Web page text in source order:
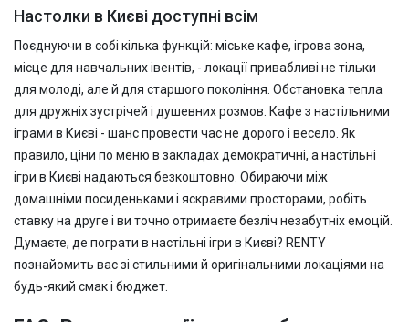
Настолки в Києві доступні всім
Поєднуючи в собі кілька функцій: міське кафе, ігрова зона,
місце для навчальних івентів, - локації привабливі не тільки
для молоді, але й для старшого покоління. Обстановка тепла
для дружніх зустрічей і душевних розмов. Кафе з настільними
іграми в Києві - шанс провести час не дорого і весело. Як
правило, ціни по меню в закладах демократичні, а настільні
ігри в Києві надаються безкоштовно. Обираючи між
домашніми посиденьками і яскравими просторами, робіть
ставку на друге і ви точно отримаєте безліч незабутніх емоцій.
Думаєте, де пограти в настільні ігри в Києві? RENTY
познайомить вас зі стильними й оригінальними локаціями на
будь-який смак і бюджет.